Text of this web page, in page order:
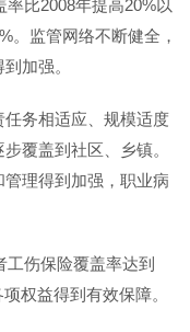
比2008年提高20%以
。监管网络不断健全，
加强。
务相适应、规模适度
覆盖到社区、乡镇。
理得到加强，职业病
伤保险覆盖率达到
权益得到有效保障。